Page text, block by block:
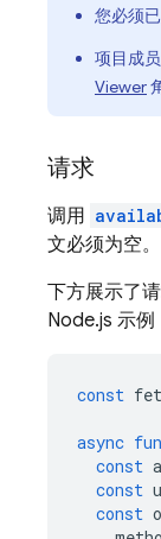
您必须
项目成
Viewer
请求
调用
文必须为空。
下方展示了
Node.js 示例
const
async
const
const
const